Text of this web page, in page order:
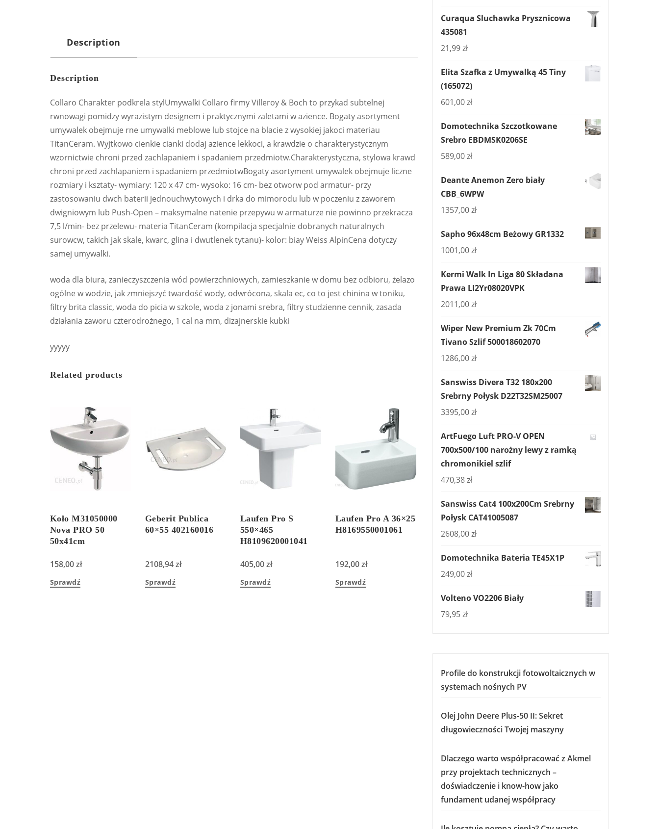
Description
Description
Collaro Charakter podkrela stylUmywalki Collaro firmy Villeroy & Boch to przykad subtelnej
rwnowagi pomidzy wyrazistym designem i praktycznymi zaletami w azience. Bogaty asortyment
umywalek obejmuje rne umywalki meblowe lub stojce na blacie z wysokiej jakoci materiau
TitanCeram. Wyjtkowo cienkie cianki dodaj azience lekkoci, a krawdzie o charakterystycznym
wzornictwie chroni przed zachlapaniem i spadaniem przedmiotw.Charakterystyczna, stylowa krawd
chroni przed zachlapaniem i spadaniem przedmiotwBogaty asortyment umywalek obejmuje liczne
rozmiary i ksztaty- wymiary: 120 x 47 cm- wysoko: 16 cm- bez otworw pod armatur- przy
zastosowaniu dwch baterii jednouchwytowych i drka do mimorodu lub w poczeniu z zaworem
dwigniowym lub Push-Open – maksymalne natenie przepywu w armaturze nie powinno przekracza
7,5 l/min- bez przelewu- materia TitanCeram (kompilacja specjalnie dobranych naturalnych
surowcw, takich jak skale, kwarc, glina i dwutlenek tytanu)- kolor: biay Weiss AlpinCena dotyczy
samej umywalki.
woda dla biura, zanieczyszczenia wód powierzchniowych, zamieszkanie w domu bez odbioru, żelazo
ogólne w wodzie, jak zmniejszyć twardość wody, odwrócona, skala ec, co to jest chinina w toniku,
filtry brita classic, woda do picia w szkole, woda z jonami srebra, filtry studzienne cennik, zasada
działania zaworu czterodrożnego, 1 cal na mm, dizajnerskie kubki
yyyyy
Related products
Koło M31050000
Nova PRO 50
50x41cm
158,00zł
Sprawdź
Geberit Publica
60×55 402160016
2108,94zł
Sprawdź
Laufen Pro S
550×465
H8109620001041
405,00zł
Sprawdź
Laufen Pro A 36×25
H8169550001061
192,00zł
Sprawdź
Curaqua Sluchawka Prysznicowa
435081
21,99zł
Elita Szafka z Umywalką 45 Tiny
(165072)
601,00zł
Domotechnika Szczotkowane
Srebro EBDMSK0206SE
589,00zł
Deante Anemon Zero biały
CBB_6WPW
1357,00zł
Sapho 96x48cm Beżowy GR1332
1001,00zł
Kermi Walk In Liga 80 Składana
Prawa LI2Yr08020VPK
2011,00zł
Wiper New Premium Zk 70Cm
Tivano Szlif 500018602070
1286,00zł
Sanswiss Divera T32 180x200
Srebrny Połysk D22T32SM25007
3395,00zł
ArtFuego Luft PRO-V OPEN
700x500/100 narożny lewy z ramką
chromonikiel szlif
470,38zł
Sanswiss Cat4 100x200Cm Srebrny
Połysk CAT41005087
2608,00zł
Domotechnika Bateria TE45X1P
249,00zł
Volteno VO2206 Biały
79,95zł
Profile do konstrukcji fotowoltaicznych w
systemach nośnych PV
Olej John Deere Plus-50 II: Sekret
długowieczności Twojej maszyny
Dlaczego warto współpracować z Akmel
przy projektach technicznych –
doświadczenie i know-how jako
fundament udanej współpracy